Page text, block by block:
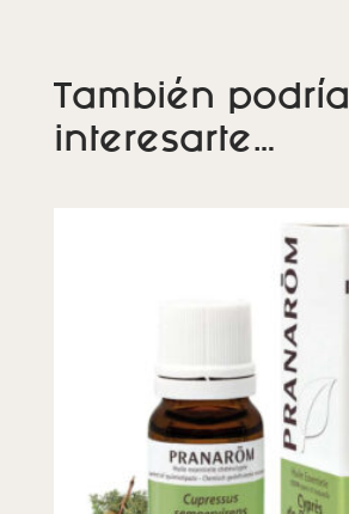
También podría
interesarte…